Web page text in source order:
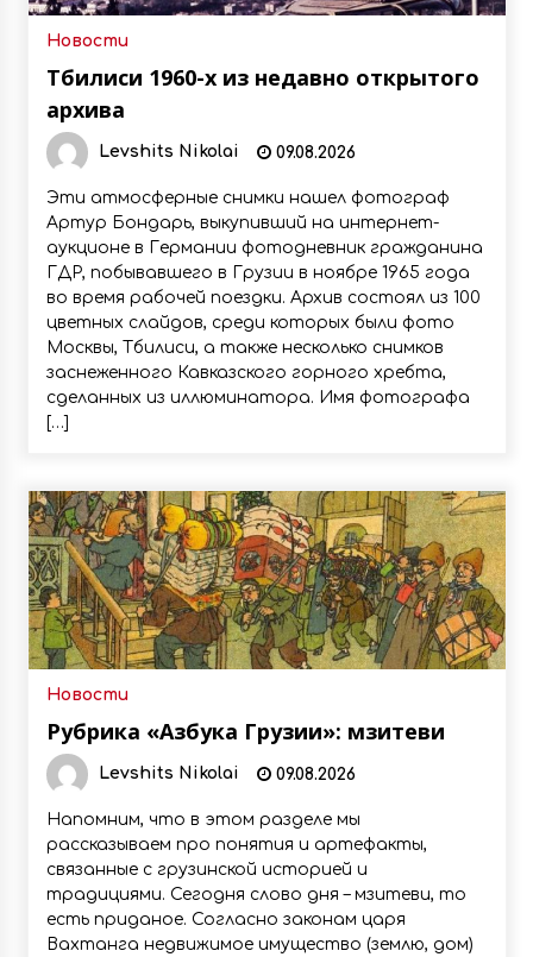
Новости
Тбилиси 1960-х из недавно открытого
архива
Levshits Nikolai 09.08.2026
Эти атмосферные снимки нашел фотограф
Артур Бондарь, выкупивший на интернет-
аукционе в Германии фотодневник гражданина
ГДР, побывавшего в Грузии в ноябре 1965 года
во время рабочей поездки. Архив состоял из 100
цветных слайдов, среди которых были фото
Москвы, Тбилиси, а также несколько снимков
заснеженного Кавказского горного хребта,
сделанных из иллюминатора. Имя фотографа
[…]
Новости
Рубрика «Азбука Грузии»: мзитеви
Levshits Nikolai 09.08.2026
Напомним, что в этом разделе мы
рассказываем про понятия и артефакты,
связанные с грузинской историей и
традициями. Сегодня слово дня – мзитеви, то
есть приданое. Согласно законам царя
Вахтанга недвижимое имущество (землю, дом)